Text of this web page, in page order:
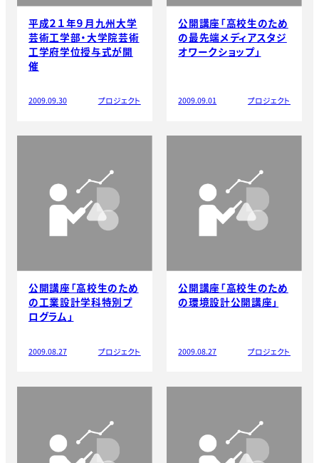
平成２１年９月九州大学
芸術工学部・大学院芸術
工学府学位授与式が開
催
2009.09.30 プロジェクト
公開講座「高校生のため
の最先端メディアスタジ
オワークショップ」
2009.09.01 プロジェクト
公開講座「高校生のため
の工業設計学科特別プ
ログラム」
2009.08.27 プロジェクト
公開講座「高校生のため
の環境設計公開講座」
2009.08.27 プロジェクト